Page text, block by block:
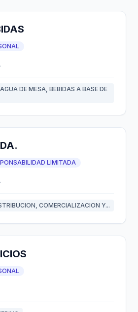
DE MESA, BEBIDAS A BASE DE
LIMITADA
COMERCIALIZACION Y...